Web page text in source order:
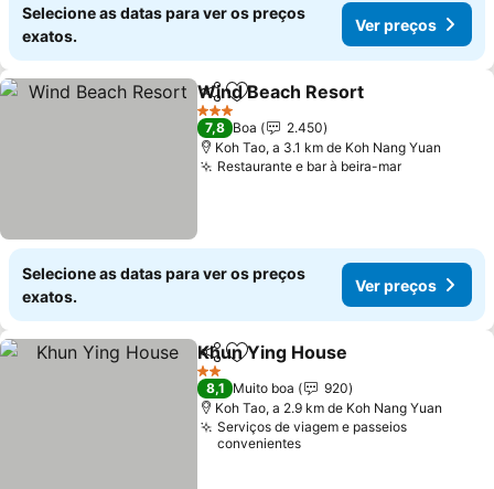
Selecione as datas para ver os preços
exatos.
Ver preços
PartilharAdicionar aos favoritos
Wind Beach Resort
3 Estrelas
7,8 Boa
2.450
Koh Tao, a 3.1 km de Koh Nang Yuan
Restaurante e bar à beira-mar
Selecione as datas para ver os preços
exatos.
Ver preços
PartilharAdicionar aos favoritos
Khun Ying House
2 Estrelas
8,1 Muito boa
920
Koh Tao, a 2.9 km de Koh Nang Yuan
Serviços de viagem e passeios
convenientes